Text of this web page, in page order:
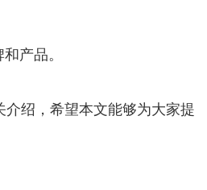
产品。
绍，希望本文能够为大家提